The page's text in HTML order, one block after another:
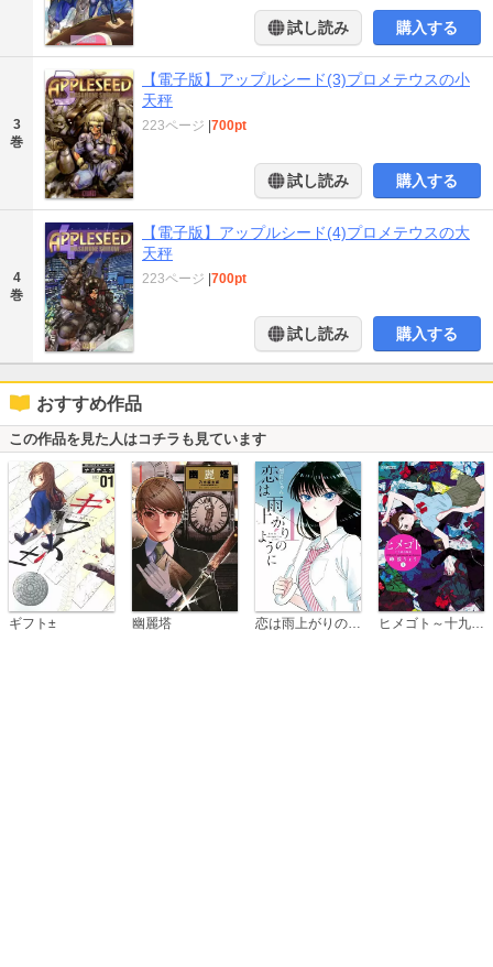
試し読み 購入する
3
巻
【電子版】アップルシード(3)プロメテウスの小
天秤
223ページ 700pt
試し読み 購入する
4
巻
【電子版】アップルシード(4)プロメテウスの大
天秤
223ページ 700pt
試し読み 購入する
おすすめ作品
この作品を見た人はコチラも見ています
ギフト± 幽麗塔 恋は雨上がりのように ヒメゴト～十九歳の制服～